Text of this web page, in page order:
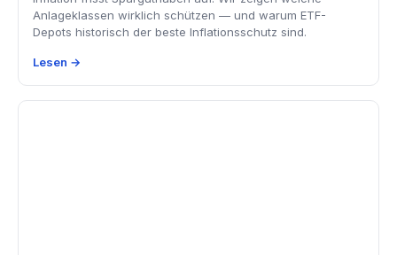
Anlageklassen wirklich schützen — und warum ETF-
Depots historisch der beste Inflationsschutz sind.
Lesen →